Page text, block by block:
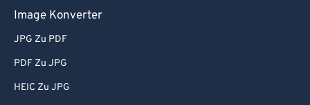
Image Konverter
JPG Zu PDF
PDF Zu JPG
HEIC Zu JPG